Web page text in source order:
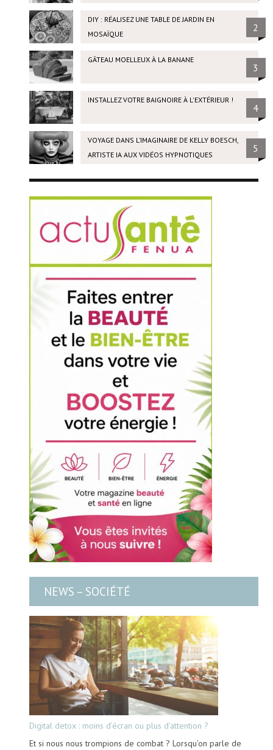
DIY : RÉALISEZ UNE TABLE DE JARDIN EN
MOSAÏQUE
2
GÂTEAU MOELLEUX À LA BANANE
3
INSTALLEZ VOTRE BAIGNOIRE À L'EXTÉRIEUR !
4
VOYAGE DANS L’IMAGINAIRE DE KELLY BOESCH,
ARTISTE IA AUX VIDÉOS HYPNOTIQUES
5
NEWS – SOCIÉTÉ
Digital detox : moins d’écran ou plus d’attention ?
Et si nous nous trompions de combat ? Lorsqu’on parle de